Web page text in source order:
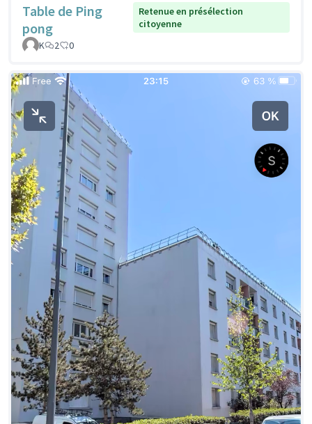
Table de Ping
pong
Retenue en présélection
citoyenne
K
2 0